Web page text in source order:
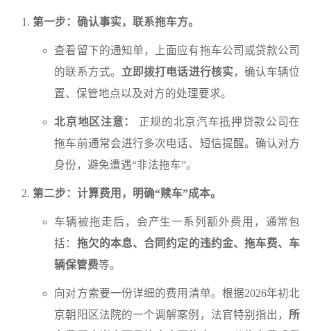
第一步：确认事实，联系拖车方。
查看留下的通知单，上面应有拖车公司或贷款公司
的联系方式。 立即拨打电话进行核实，确认车辆位
置、保管地点以及对方的处理要求。
北京地区注意：
正规的北京汽车抵押贷款公司在
拖车前通常会进行多次电话、短信提醒。确认对方
身份，避免遭遇“非法拖车”。
第二步：计算费用，明确“赎车”成本。
车辆被拖走后，会产生一系列额外费用，通常包
括： 拖欠的本息、合同约定的违约金、拖车费、车
辆保管费等。
向对方索要一份详细的费用清单。根据2026年初北
京朝阳区法院的一个调解案例，法官特别指出， 所